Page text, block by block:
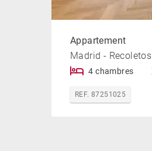
Appartement
Madrid - Recoletos
4 chambres
REF. 87251025